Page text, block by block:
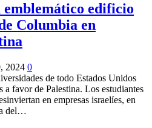
emblemático edificio
Columbia en
2024 0
de todo Estados Unidos
a favor de Palestina. Los estudiantes
en empresas israelíes, en
del…